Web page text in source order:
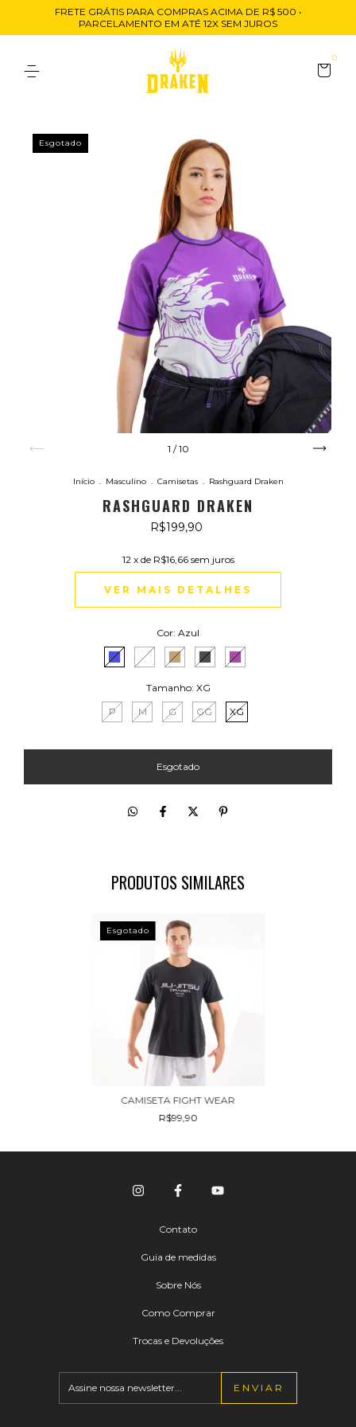
FRETE GRÁTIS PARA COMPRAS ACIMA DE R$ 500 •
PARCELAMENTO EM ATÉ 12X SEM JUROS
0
Esgotado
1 /10
Início . Masculino . Camisetas . Rashguard Draken
RASHGUARD DRAKEN
R$199,90
12 x de R$16,66 sem juros
VER MAIS DETALHES
Cor: Azul
Tamanho: XG
P
M G GG XG
PRODUTOS SIMILARES
Esgotado
CAMISETA FIGHT WEAR
R$99,90
Contato
Guia de medidas
Sobre Nós
Como Comprar
Trocas e Devoluções